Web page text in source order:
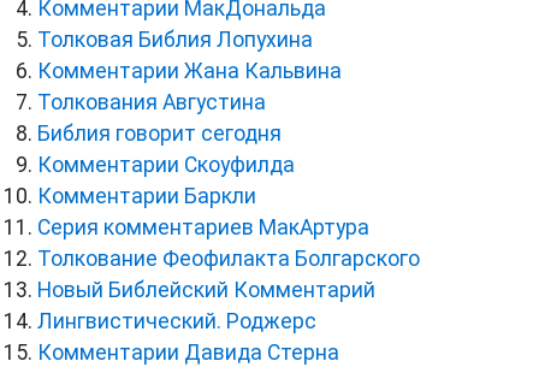
Комментарии МакДональда
Толковая Библия Лопухина
Комментарии Жана Кальвина
Толкования Августина
Библия говорит сегодня
Комментарии Скоуфилда
Комментарии Баркли
Серия комментариев МакАртура
Толкование Феофилакта Болгарского
Новый Библейский Комментарий
Лингвистический. Роджерс
Комментарии Давида Стерна